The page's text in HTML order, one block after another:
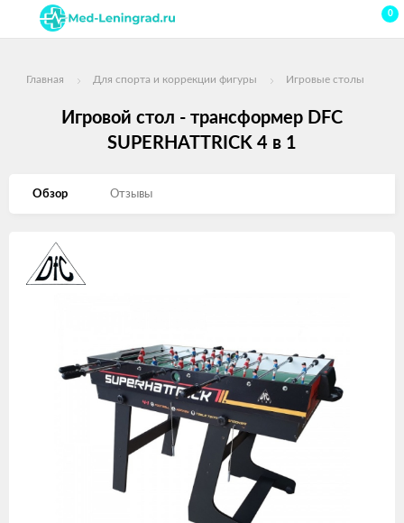
0
Главная Для спорта и коррекции фигуры Игровые столы
Игровой стол - трансформер DFC
SUPERHATTRICK 4 в 1
Обзор Отзывы
Изображения